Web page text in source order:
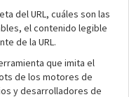
del URL, cuáles son las
el contenido legible
de la URL.
que imita el
de los motores de
y desarrolladores de